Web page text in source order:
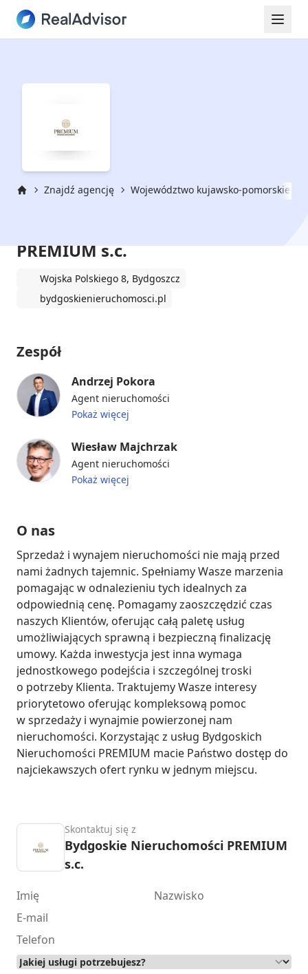
Znajdź agencję Województwo kujawsko-pomorskie
PREMIUM s.c.
Wojska Polskiego 8, Bydgoszcz
bydgoskienieruchomosci.pl
Zespół
Andrzej Pokora
Agent nieruchomości
Pokaż więcej
Wiesław Majchrzak
Agent nieruchomości
Pokaż więcej
O nas
Sprzedaż i wynajem nieruchomości nie mają przed
nami żadnych tajemnic. Spełniamy Wasze marzenia
pomagając w odnalezieniu tych idealnych za
odpowiednią cenę. Pomagamy zaoszczędzić czas
naszych Klientów, oferując całą paletę usług
umożliwiających sprawną i bezpieczną finalizację
umowy. Każda inwestycja jest inna wymaga
jednostkowego podejścia i szczególnej troski
o potrzeby Klienta. Traktujemy Wasze interesy
priorytetowo oferując kompleksową pomoc
w sprzedaży i wynajmie powierzonej nam
nieruchomości. Korzystając z usług Bydgoskich
Nieruchomości PREMIUM macie Państwo dostęp do
najciekawszych ofert rynku w jednym miejscu.
Skontaktuj się z
Bydgoskie Nieruchomości PREMIUM
s.c.